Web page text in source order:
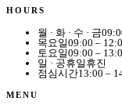
HOURS
월 · 화 · 수 · 금
목요일09:00 –
토요일09:00 –
일 · 공휴일 휴진
점심시간13:00 –
MENU